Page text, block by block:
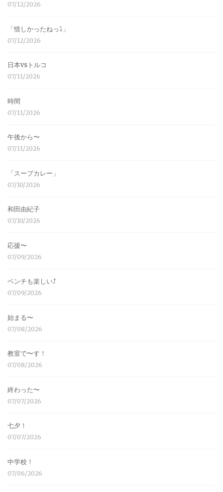
07/12/2026
「惜しかったねっ⤵︎」
07/12/2026
日本vsトルコ
07/11/2026
時間
07/11/2026
午後から〜
07/11/2026
「スープカレー」
07/10/2026
和田由紀子
07/10/2026
応援〜
07/09/2026
ベンチも楽しい⤴︎
07/09/2026
始まる〜
07/08/2026
教室で〜す！
07/08/2026
終わった〜
07/07/2026
七夕！
07/07/2026
中学校！
07/06/2026